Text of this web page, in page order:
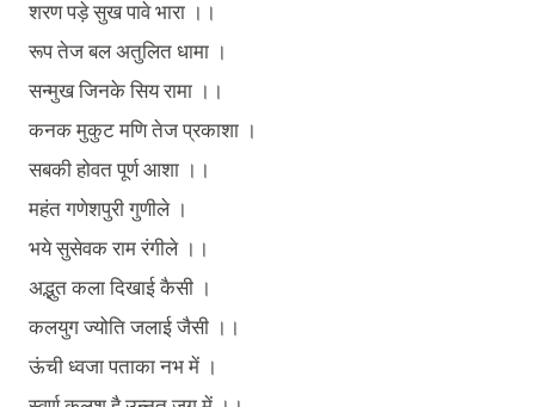
शरणपड़ेसुखपावेभारा ।।
रूपतेजबलअतुलितधामा ।
सन्मुखजिनकेसियरामा ।।
कनकमुकुटमणितेजप्रकाशा ।
सबकीहोवतपूर्णआशा ।।
महंतगणेशपुरीगुणीले ।
भयेसुसेवकरामरंगीले ।।
अद्भुतकलादिखाईकैसी ।
कलयुगज्योतिजलाईजैसी ।।
ऊंचीध्वजापताकानभमें ।